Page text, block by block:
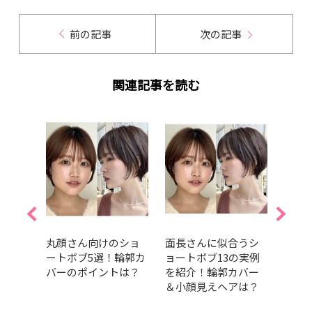
前の記事 次の記事
関連記事を読む
丸顔さん向けのショ
ートボブ5選！輪郭カ
バーのポイントは？
面長さんに似合うシ
ョートボブ13の実例
を紹介！輪郭カバー
＆小顔見えヘアは？